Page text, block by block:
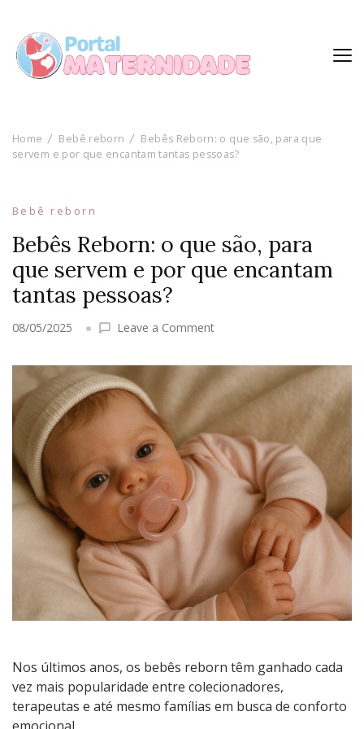
Home Bebê reborn
Bebês Reborn: o que são, para que
servem e por que encantam tantas pessoas?
Bebê reborn
Bebês Reborn: o que são, para
que servem e por que encantam
tantas pessoas?
08/05/2025 Leave a Commenton
Reborn:
o
que
são,
para
que
servem
que
encantam
tantas
pessoas?
Nos últimos anos, os bebês reborn têm ganhado cada
vez mais popularidade entre colecionadores,
terapeutas e até mesmo famílias em busca de conforto